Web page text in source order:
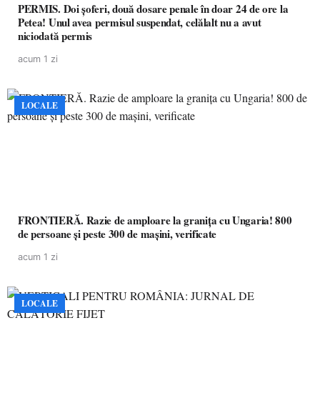
PERMIS. Doi șoferi, două dosare penale în doar 24 de ore la
Petea! Unul avea permisul suspendat, celălalt nu a avut
niciodată permis
acum 1 zi
LOCALE
FRONTIERĂ. Razie de amploare la granița cu Ungaria! 800
de persoane și peste 300 de mașini, verificate
acum 1 zi
LOCALE